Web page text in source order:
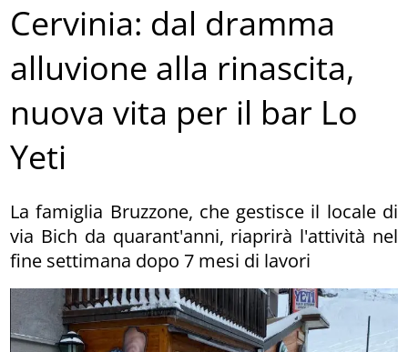
Cervinia: dal dramma
alluvione alla rinascita,
nuova vita per il bar Lo
Yeti
La famiglia Bruzzone, che gestisce il locale di
via Bich da quarant'anni, riaprirà l'attività nel
fine settimana dopo 7 mesi di lavori